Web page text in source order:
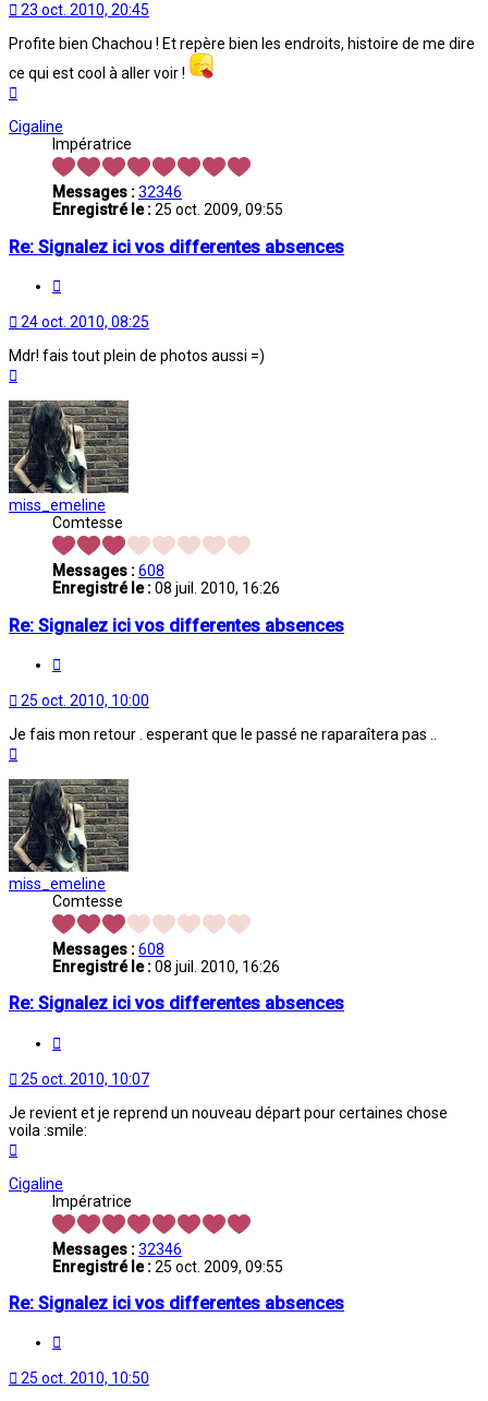
23 oct. 2010, 20:45
Profite bien Chachou ! Et repère bien les endroits, histoire de me dire
ce qui est cool à aller voir !
Cigaline
Impératrice
Messages :32346
Enregistré le :25 oct. 2009, 09:55
Re: Signalez ici vos differentes absences
24 oct. 2010, 08:25
Mdr! fais tout plein de photos aussi =)
miss_emeline
Comtesse
Messages :608
Enregistré le :08 juil. 2010, 16:26
Re: Signalez ici vos differentes absences
25 oct. 2010, 10:00
Je fais mon retour . esperant que le passé ne raparaîtera pas ..
miss_emeline
Comtesse
Messages :608
Enregistré le :08 juil. 2010, 16:26
Re: Signalez ici vos differentes absences
25 oct. 2010, 10:07
Je revient et je reprend un nouveau départ pour certaines chose
voila :smile:
Cigaline
Impératrice
Messages :32346
Enregistré le :25 oct. 2009, 09:55
Re: Signalez ici vos differentes absences
25 oct. 2010, 10:50